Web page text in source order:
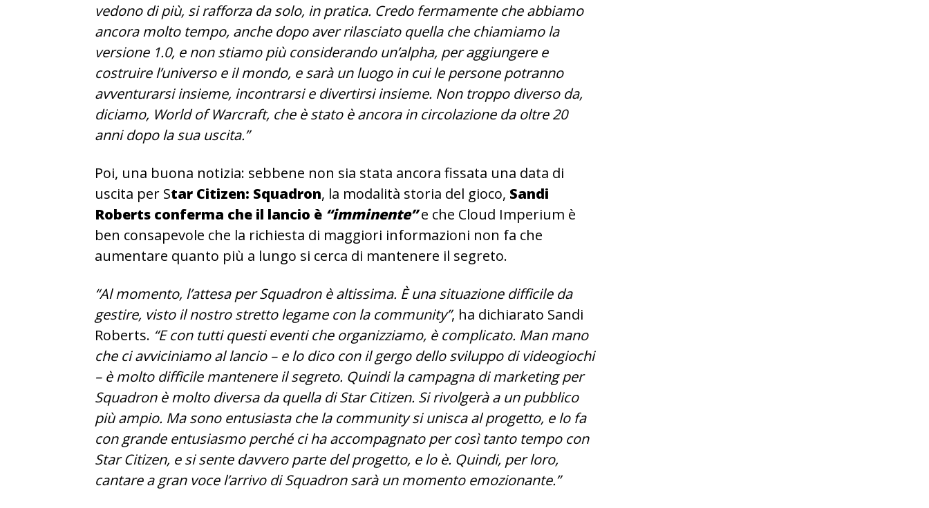
vedono di più, si rafforza da solo, in pratica. Credo fermamente che abbiamo
ancora molto tempo, anche dopo aver rilasciato quella che chiamiamo la
versione 1.0, e non stiamo più considerando un’alpha, per aggiungere e
costruire l’universo e il mondo, e sarà un luogo in cui le persone potranno
avventurarsi insieme, incontrarsi e divertirsi insieme. Non troppo diverso da,
diciamo, World of Warcraft, che è stato è ancora in circolazione da oltre 20
anni dopo la sua uscita.”
Poi, una buona notizia: sebbene non sia stata ancora fissata una data di
uscita per Star Citizen: Squadron, la modalità storia del gioco, Sandi
Roberts conferma che il lancio è “imminente”e che Cloud Imperium è
ben consapevole che la richiesta di maggiori informazioni non fa che
aumentare quanto più a lungo si cerca di mantenere il segreto.
“Al momento, l’attesa per Squadron è altissima. È una situazione difficile da
gestire, visto il nostro stretto legame con la community”, ha dichiarato Sandi
Roberts. “E con tutti questi eventi che organizziamo, è complicato. Man mano
che ci avviciniamo al lancio – e lo dico con il gergo dello sviluppo di videogiochi
– è molto difficile mantenere il segreto. Quindi la campagna di marketing per
Squadron è molto diversa da quella di Star Citizen. Si rivolgerà a un pubblico
più ampio. Ma sono entusiasta che la community si unisca al progetto, e lo fa
con grande entusiasmo perché ci ha accompagnato per così tanto tempo con
Star Citizen, e si sente davvero parte del progetto, e lo è. Quindi, per loro,
cantare a gran voce l’arrivo di Squadron sarà un momento emozionante.”